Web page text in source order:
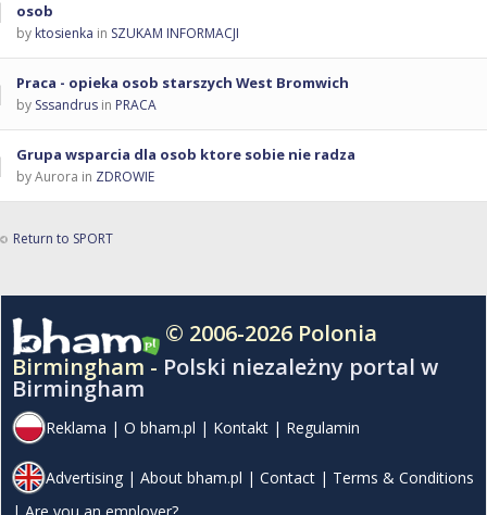
osob
by ktosienka in SZUKAM INFORMACJI
Praca - opieka osob starszych West Bromwich
by Sssandrus in PRACA
Grupa wsparcia dla osob ktore sobie nie radza
by Aurora in ZDROWIE
Return to SPORT
© 2006-2026 Polonia
Birmingham - Polski niezależny portal w
Birmingham
Reklama | O bham.pl | Kontakt | Regulamin
Advertising | About bham.pl | Contact | Terms & Conditions